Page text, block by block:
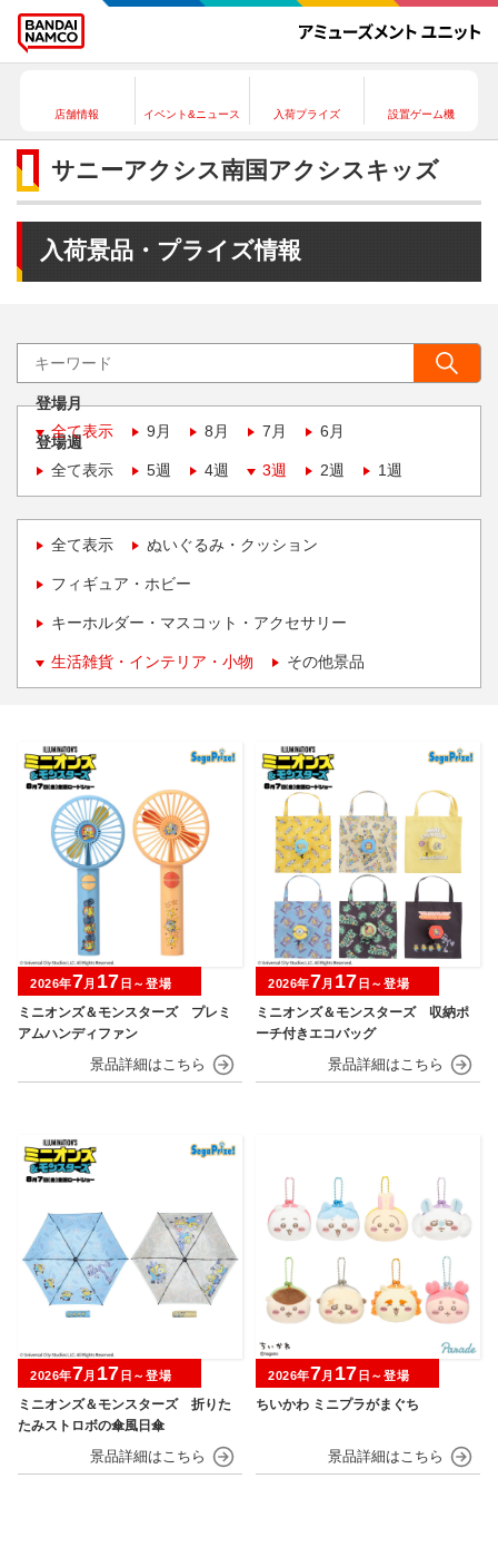
店舗情報 イベント&ニュース 入荷プライズ 設置ゲーム機
サニーアクシス南国アクシスキッズ
入荷景品・プライズ情報
登場月
全て表示
9月 8月 7月 6月
登場週
全て表示
5週 4週 3週 2週 1週
全て表示 ぬいぐるみ・クッション
フィギュア・ホビー
キーホルダー・マスコット・アクセサリー
生活雑貨・インテリア・小物 その他景品
ミニオンズ＆モンスターズ プレミ
アムハンディファン
2026年7月 17 日～登場
ミニオンズ＆モンスターズ 収納ポ
ーチ付きエコバッグ
2026年7月 17 日～登場
ミニオンズ＆モンスターズ 折りた
たみストロボの傘風日傘
2026年7月 17 日～登場
ちいかわ ミニプラがまぐち
2026年7月 17 日～登場